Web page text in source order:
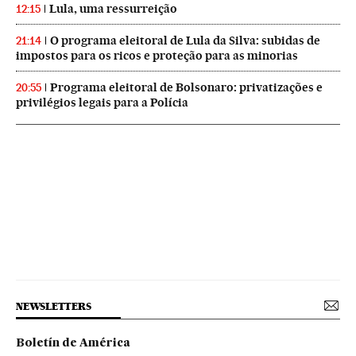
12:15 Lula, uma ressurreição
21:14
O programa eleitoral de Lula da Silva: subidas de
impostos para os ricos e proteção para as minorias
20:55
Programa eleitoral de Bolsonaro: privatizações e
privilégios legais para a Polícia
NEWSLETTERS
Boletín de América